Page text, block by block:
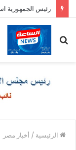
رئيس الجمهورية
عن
الرئيسية / أخبار مصر